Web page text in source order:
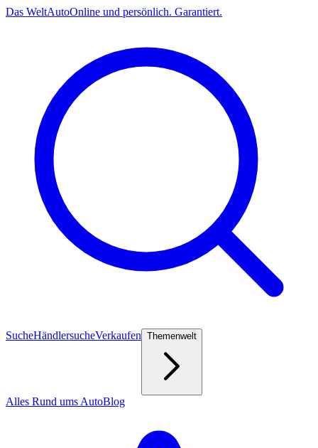
Das WeltAutoOnline und persönlich. Garantiert.
SucheHändlersucheVerkaufen Themenwelt
Alles Rund ums AutoBlog